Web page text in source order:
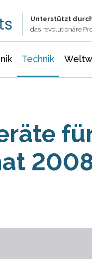
Unterstützt
das revolutionäre
Technik